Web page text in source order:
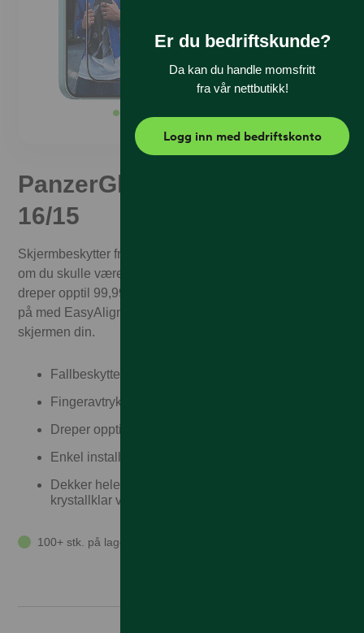
PanzerGlass Apple iPhone
16/15
Skjermbeskytter fra PanzerGlass™ gir god beskyttelse
om du skulle være uheldig å miste mobilen i bakken og
dreper opptil 99,99% av overflatebakterier. Enkel å sette
på med EasyAligner og gir krystallklar visning av
skjermen din.
Fallbeskyttelse på høyt nivå
Fingeravtrykkbestandig
Dreper opptil hele 99,99% av overflatebakterier
Enkel installasjon – perfekt på første forsøk
Dekker hele frontflaten på telefonen din og gir
krystallklar visning
100+ stk. på lager
Er du bedriftskunde?
Da kan du handle momsfritt
fra vår nettbutikk!
Logg inn med bedriftskonto